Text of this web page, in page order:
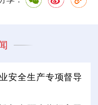
安全生产专项督导